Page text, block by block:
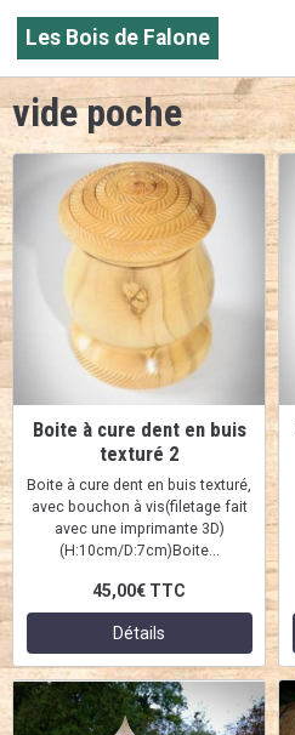
Les Bois de Falone
vide poche
Boite à cure dent en buis
texturé 2
Boite à cure dent en buis texturé,
avec bouchon à vis(filetage fait
avec une imprimante 3D)
(H:10cm/D:7cm)Boite...
45,00€ TTC
Détails